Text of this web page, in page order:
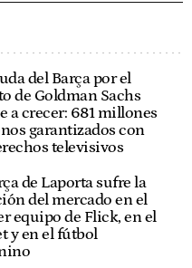
del Barça por el
de Goldman Sachs
a crecer: 681 millones
garantizados con
televisivos
de Laporta sufre la
del mercado en el
equipo de Flick, en el
y en el fútbol